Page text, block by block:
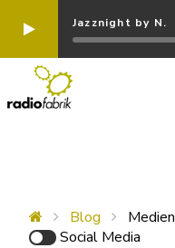
Jazznight by N.
Blog
Social Media